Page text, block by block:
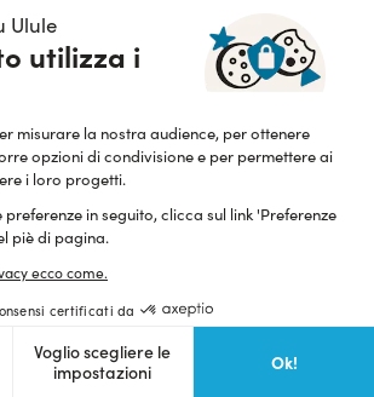
Ulule
utilizza i
misurare la nostra audience, per ottenere
opzioni di condivisione e per permettere ai
i loro progetti.
in seguito, clicca sul link 'Preferenze
piè di pagina.
ecco come.
certificati da
Voglio scegliere le
impostazioni
Ok!
il Contributo non viene immediatamente
dell’Utente Ulule. Viene registrata
pagamento, che verrà eseguita solo se
viene raggiunto, una volta
scadenza della Durata della campagna,
il suo Contributo. In questo caso,
non sarà mai addebitato.
della campagna non è stato
di finanziamento, il Contributo
viene addebitato.
della campagna è stato raggiunto o
di finanziamento, il contributo dell’Utente